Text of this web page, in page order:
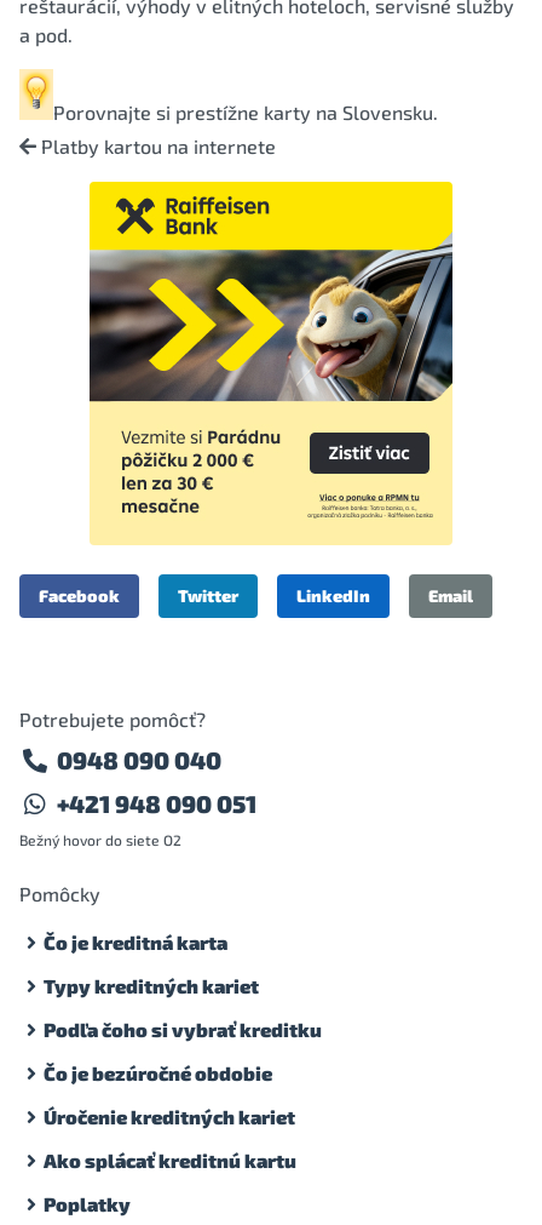
reštaurácií, výhody v elitných hoteloch, servisné služby
a pod.
Porovnajte si prestížne karty na Slovensku.
Platby kartou na internete
Facebook Twitter LinkedIn Email
Potrebujete pomôcť?
0948 090 040
+421 948 090 051
Bežný hovor do siete O2
Pomôcky
Čo je kreditná karta
Typy kreditných kariet
Podľa čoho si vybrať kreditku
Čo je bezúročné obdobie
Úročenie kreditných kariet
Ako splácať kreditnú kartu
Poplatky